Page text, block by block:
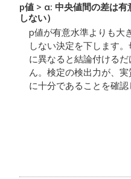
p値 > α: 中央値間の差は有
しない）
p値が有意水準よりも大
しない決定を下します
に異なると結論付ける
ん。 検定の検出力が、
に十分であることを確認